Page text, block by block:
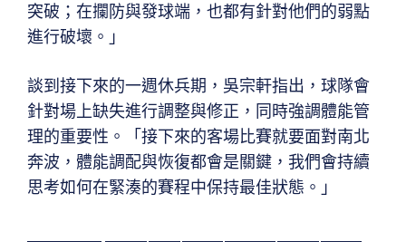
突破；在攔防與發球端，也都有針對他們的弱點
進行破壞。」
談到接下來的一週休兵期，吳宗軒指出，球隊會
針對場上缺失進行調整與修正，同時強調體能管
理的重要性。「接下來的客場比賽就要面對南北
奔波，體能調配與恢復都會是關鍵，我們會持續
思考如何在緊湊的賽程中保持最佳狀態。」